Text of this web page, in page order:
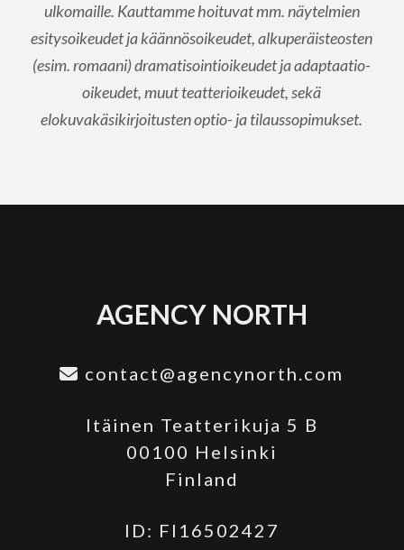
ulkomaille. Kauttamme hoituvat mm. näytelmien
esitysoikeudet ja käännösoikeudet, alkuperäisteosten
(esim. romaani) dramatisointioikeudet ja adaptaatio-
oikeudet, muut teatterioikeudet, sekä
elokuvakäsikirjoitusten optio- ja tilaussopimukset.
AGENCY NORTH
contact@agencynorth.com
Itäinen Teatterikuja 5 B
00100 Helsinki
Finland
ID: FI16502427